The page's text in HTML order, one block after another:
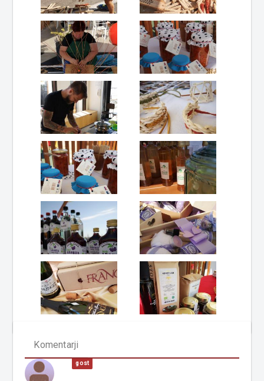
Komentarji
gost